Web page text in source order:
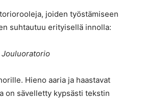
joiden työstämiseen
suhtautuu erityisellä innolla:
Jouluoratorio
Hieno aaria ja haastavat
on sävelletty kypsästi tekstin